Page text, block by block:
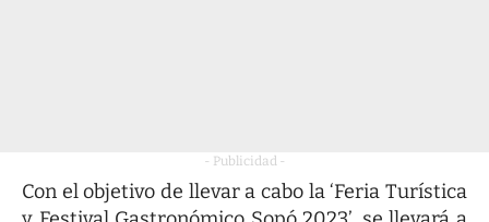
- Publicidad -
Con el objetivo de llevar a cabo la ‘Feria Turística